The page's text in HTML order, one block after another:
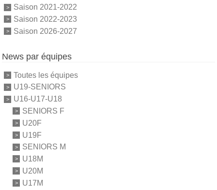
Saison 2021-2022
Saison 2022-2023
Saison 2026-2027
News par équipes
Toutes les équipes
U19-SENIORS
U16-U17-U18
SENIORS F
U20F
U19F
SENIORS M
U18M
U20M
U17M